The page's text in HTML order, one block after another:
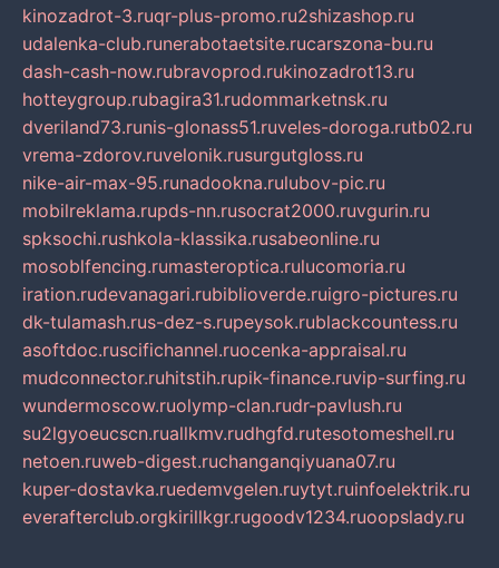
kinozadrot-3.ruqr-plus-promo.ru2shizashop.ru
udalenka-club.runerabotaetsite.rucarszona-bu.ru
dash-cash-now.rubravoprod.rukinozadrot13.ru
hotteygroup.rubagira31.rudommarketnsk.ru
dveriland73.runis-glonass51.ruveles-doroga.rutb02.ru
vrema-zdorov.ruvelonik.rusurgutgloss.ru
nike-air-max-95.runadookna.rulubov-pic.ru
mobilreklama.rupds-nn.rusocrat2000.ruvgurin.ru
spksochi.rushkola-klassika.rusabeonline.ru
mosoblfencing.rumasteroptica.rulucomoria.ru
iration.rudevanagari.rubiblioverde.ruigro-pictures.ru
dk-tulamash.rus-dez-s.rupeysok.rublackcountess.ru
asoftdoc.ruscifichannel.ruocenka-appraisal.ru
mudconnector.ruhitstih.rupik-finance.ruvip-surfing.ru
wundermoscow.ruolymp-clan.rudr-pavlush.ru
su2lgyoeucscn.ruallkmv.rudhgfd.rutesotomeshell.ru
netoen.ruweb-digest.ruchanganqiyuana07.ru
kuper-dostavka.ruedemvgelen.ruytyt.ruinfoelektrik.ru
everafterclub.orgkirillkgr.rugoodv1234.ruoopslady.ru